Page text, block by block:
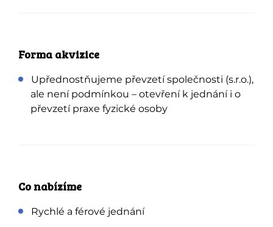
Forma akvizice
Upřednostňujeme převzetí společnosti (s.r.o.),
ale není podmínkou – otevření k jednání i o
převzetí praxe fyzické osoby
Co nabízíme
Rychlé a férové jednání